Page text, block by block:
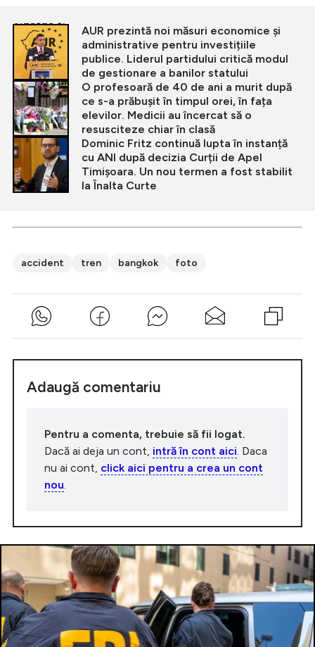
CITEȘTE ȘI
AUR prezintă noi măsuri economice și
administrative pentru investițiile
publice. Liderul partidului critică modul
de gestionare a banilor statului
O profesoară de 40 de ani a murit după
ce s-a prăbușit în timpul orei, în fața
elevilor. Medicii au încercat să o
resusciteze chiar în clasă
Dominic Fritz continuă lupta în instanță
cu ANI după decizia Curții de Apel
Timișoara. Un nou termen a fost stabilit
la Înalta Curte
accident tren bangkok foto
Adaugă comentariu
Pentru a comenta, trebuie să fii logat.
Dacă ai deja un cont, intră în cont aici. Daca
nu ai cont, click aici pentru a crea un cont
nou.